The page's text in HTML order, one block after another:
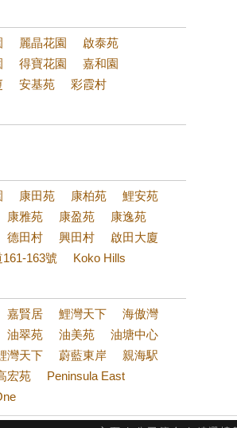
麗晶花園
啟泰苑
得寶花園
嘉和園
安基苑 彩霞村
康田苑 康柏苑
鯉安苑
康雅苑 康盈苑
康逸苑
德田村 興田村
啟田大廈
163號
Koko Hills
嘉賢居 鯉灣天下
海傲灣
油翠苑 油美苑
油塘中心
灣天下 蔚藍東岸
親海駅
宏苑
Peninsula East